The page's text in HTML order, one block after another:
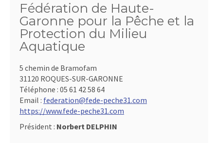
Fédération de Haute-
Garonne pour la Pêche et la
Protection du Milieu
Aquatique
5 chemin de Bramofam
31120 ROQUES-SUR-GARONNE
Téléphone : 05 61 42 58 64
Email : federation@fede-peche31.com
https://www.fede-peche31.com
Président : Norbert DELPHIN